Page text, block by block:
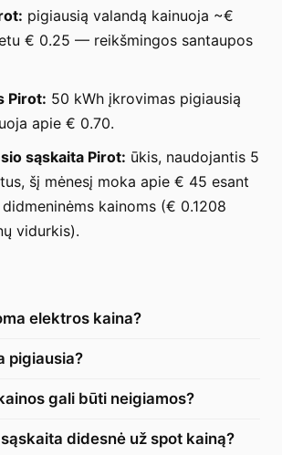
pigiausią valandą kainuoja ~€
€ 0.25 — reikšmingos santaupos
Pirot: 50 kWh įkrovimas pigiausią
apie € 0.70.
sąskaita Pirot: ūkis, naudojantis 5
šį mėnesį moka apie € 45 esant
kainoms (€ 0.1208
vidurkis).
elektros kaina?
pigiausia?
gali būti neigiamos?
didesnė už spot kainą?